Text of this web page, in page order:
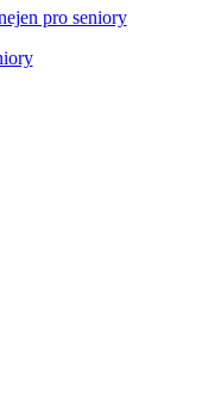
pro seniory